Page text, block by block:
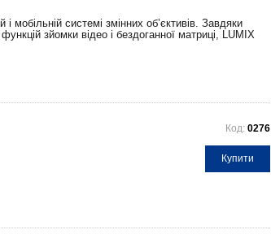
мобільній системі змінних об’єктивів. Завдяки
зйомки відео і бездоганної матриці, LUMIX
Код: 0276
Купити